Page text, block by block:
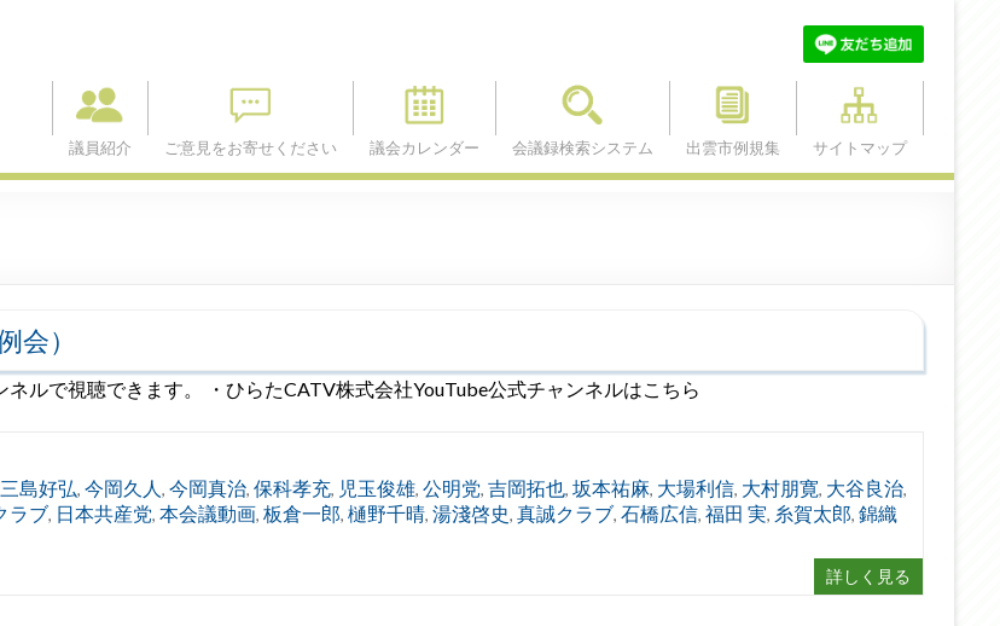
議員紹介 ご意見をお寄せください 議会カレンダー 会議録検索システム 出雲市例規集 サイトマップ
会）
ルで視聴できます。 ・ひらたCATV株式会社YouTube公式チャンネルはこちら
三島好弘, 今岡久人 , 今岡真治, 保科孝充, 児玉俊雄, 公明党, 吉岡拓也, 坂本祐麻, 大場利信, 大村朋寛, 大谷良治,
ラブ, 日本共産党, 本会議動画, 板倉一郎, 樋野千晴, 湯淺啓史, 真誠クラブ, 石橋広信, 福田 実, 糸賀太郎, 錦織
詳しく見る